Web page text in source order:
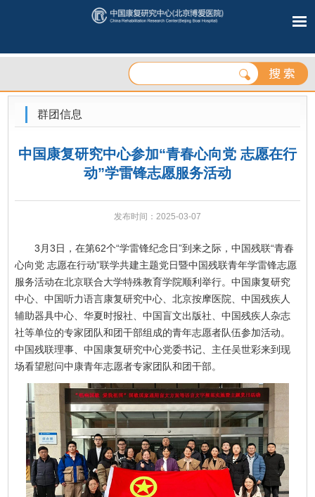
群团信息
中国康复研究中心参加“青春心向党 志愿在行
动”学雷锋志愿服务活动
发布时间：2025-03-07
3月3日，在第62个“学雷锋纪念日”到来之际，中国残联“青春
心向党 志愿在行动”联学共建主题党日暨中国残联青年学雷锋志愿
服务活动在北京联合大学特殊教育学院顺利举行。中国康复研究
中心、中国听力语言康复研究中心、北京按摩医院、中国残疾人
辅助器具中心、华夏时报社、中国盲文出版社、中国残疾人杂志
社等单位的专家团队和团干部组成的青年志愿者队伍参加活动。
中国残联理事、中国康复研究中心党委书记、主任吴世彩来到现
场看望慰问中康青年志愿者专家团队和团干部。